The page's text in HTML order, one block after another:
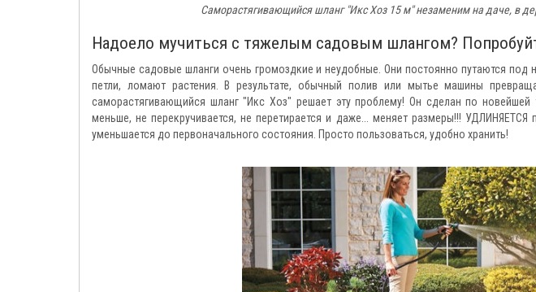
Саморастягивающийся шланг "Икс Хоз 15 м" незаменим на даче, в
Надоело мучиться с тяжелым садовым шлангом?
Обычные садовые шланги очень громоздкие и неудобные. Они постоянно путаются под
петли, ломают растения. В результате, обычный полив или мытье машины
саморастягивающийся шланг "Икс Хоз" решает эту проблему! Он сделан по новейшей
меньше, не перекручивается, не перетирается и даже... меняет размеры!!!
уменьшается до первоначального состояния. Просто пользоваться, удобно хранить!